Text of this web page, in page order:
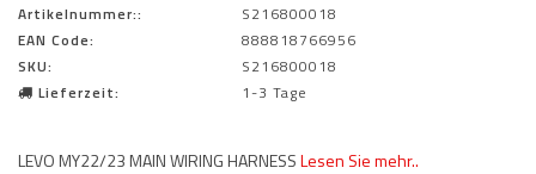
Artikelnummer::
S216800018
EAN Code:
888818766956
SKU:
S216800018
Lieferzeit:
1-3 Tage
LEVO MY22/23 MAIN WIRING HARNESSLesen Sie mehr..